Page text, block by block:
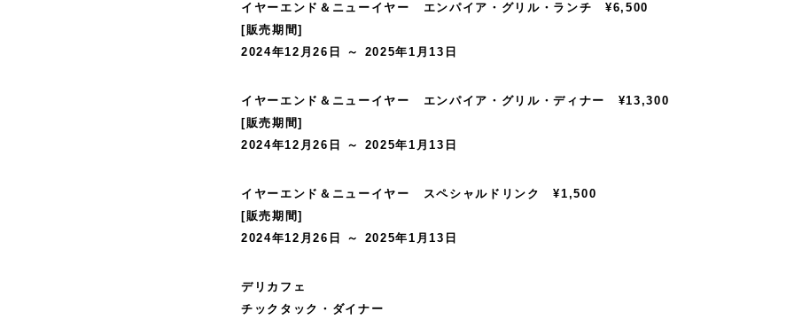
イヤーエンド＆ニューイヤー エンパイア・グリル・ランチ ¥6,500
[販売期間]
2024年12月26日 ～ 2025年1月13日
イヤーエンド＆ニューイヤー エンパイア・グリル・ディナー ¥13,300
[販売期間]
2024年12月26日 ～ 2025年1月13日
イヤーエンド＆ニューイヤー スペシャルドリンク ¥1,500
[販売期間]
2024年12月26日 ～ 2025年1月13日
デリカフェ
チックタック・ダイナー